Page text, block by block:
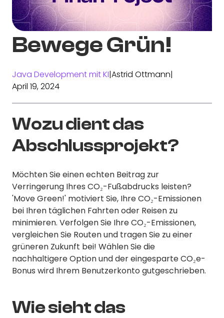
Bewege Grün!
Java Development mit KI|Astrid Ottmann|
April 19, 2024
Wozu dient das
Abschlussprojekt?
Möchten Sie einen echten Beitrag zur
Verringerung Ihres CO₂-Fußabdrucks leisten?
'Move Green!' motiviert Sie, Ihre CO₂-Emissionen
bei Ihren täglichen Fahrten oder Reisen zu
minimieren. Verfolgen Sie Ihre CO₂-Emissionen,
vergleichen Sie Routen und tragen Sie zu einer
grüneren Zukunft bei! Wählen Sie die
nachhaltigere Option und der eingesparte CO₂e-
Bonus wird Ihrem Benutzerkonto gutgeschrieben.
Wie sieht das